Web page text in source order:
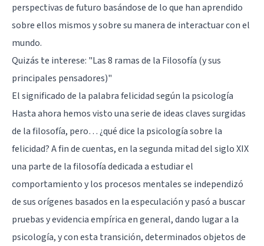
perspectivas de futuro basándose de lo que han aprendido
sobre ellos mismos y sobre su manera de interactuar con el
mundo.
Quizás te interese: "Las 8 ramas de la Filosofía (y sus
principales pensadores)"
El significado de la palabra felicidad según la psicología
Hasta ahora hemos visto una serie de ideas claves surgidas
de la filosofía, pero… ¿qué dice la psicología sobre la
felicidad? A fin de cuentas, en la segunda mitad del siglo XIX
una parte de la filosofía dedicada a estudiar el
comportamiento y los procesos mentales se independizó
de sus orígenes basados en la especulación y pasó a buscar
pruebas y evidencia empírica en general, dando lugar a la
psicología, y con esta transición, determinados objetos de